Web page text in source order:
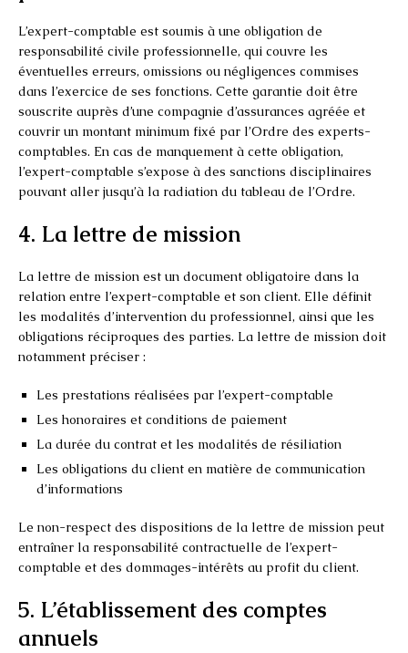
L’expert-comptable est soumis à une obligation de
responsabilité civile professionnelle, qui couvre les
éventuelles erreurs, omissions ou négligences commises
dans l’exercice de ses fonctions. Cette garantie doit être
souscrite auprès d’une compagnie d’assurances agréée et
couvrir un montant minimum fixé par l’Ordre des experts-
comptables. En cas de manquement à cette obligation,
l’expert-comptable s’expose à des sanctions disciplinaires
pouvant aller jusqu’à la radiation du tableau de l’Ordre.
4. La lettre de mission
La lettre de mission est un document obligatoire dans la
relation entre l’expert-comptable et son client. Elle définit
les modalités d’intervention du professionnel, ainsi que les
obligations réciproques des parties. La lettre de mission doit
notamment préciser :
Les prestations réalisées par l’expert-comptable
Les honoraires et conditions de paiement
La durée du contrat et les modalités de résiliation
Les obligations du client en matière de communication
d’informations
Le non-respect des dispositions de la lettre de mission peut
entraîner la responsabilité contractuelle de l’expert-
comptable et des dommages-intérêts au profit du client.
5. L’établissement des comptes
annuels